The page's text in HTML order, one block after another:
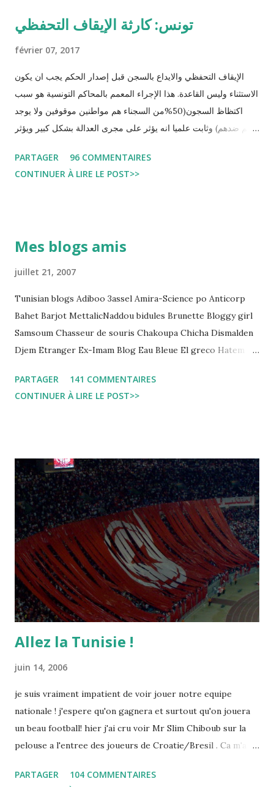
تونس: كارثة الإيقاف التحفظي
février 07, 2017
الإيقاف التحفظي والايداع بالسجن قبل إصدار الحكم يجب ان يكون
الاستثناء وليس القاعدة. هذا الإجراء المعمم بالمحاكم التونسية هو سبب
اكتظاظ السجون(50%من السجناء هم مواطنين موقوفين ولا يوجد
حكم ضدهم) وثابت علميا انه يؤثر على مجرى العدالة بشكل كبير ويؤثر
التي قضاها تحفظيا . هذه الممارسات تسبب كوارث اجتماعية واقتصادية
و تجعل المواطن يحقد على المنظومة القضائية و يحس بالظلم و القهر
regard des Lignes directrices Luanda"
PARTAGER
96 COMMENTAIRES
CONTINUER À LIRE LE POST>>
Mes blogs amis
juillet 21, 2007
Tunisian blogs Adiboo 3assel Amira-Science po Anticorp
Bahet Barjot MettalicNaddou bidules Brunette Bloggy girl
Samsoum Chasseur de souris Chakoupa Chicha Dismalden
Djem Etranger Ex-Imam Blog Eau Bleue El greco Hatem
Leila fi amarikia Little Sarah American girl Massir mots a
dire Mouch ex Mazzika Tun...
PARTAGER
141 COMMENTAIRES
CONTINUER À LIRE LE POST>>
Allez la Tunisie !
juin 14, 2006
je suis vraiment impatient de voir jouer notre equipe
nationale ! j'espere qu'on gagnera et surtout qu'on jouera
un beau football! hier j'ai cru voir Mr Slim Chiboub sur la
pelouse a l'entree des joueurs de Croatie/Bresil . Ca m'a
instances internationales.( Je me demande d'ailleurs a quoi
PARTAGER
104 COMMENTAIRES